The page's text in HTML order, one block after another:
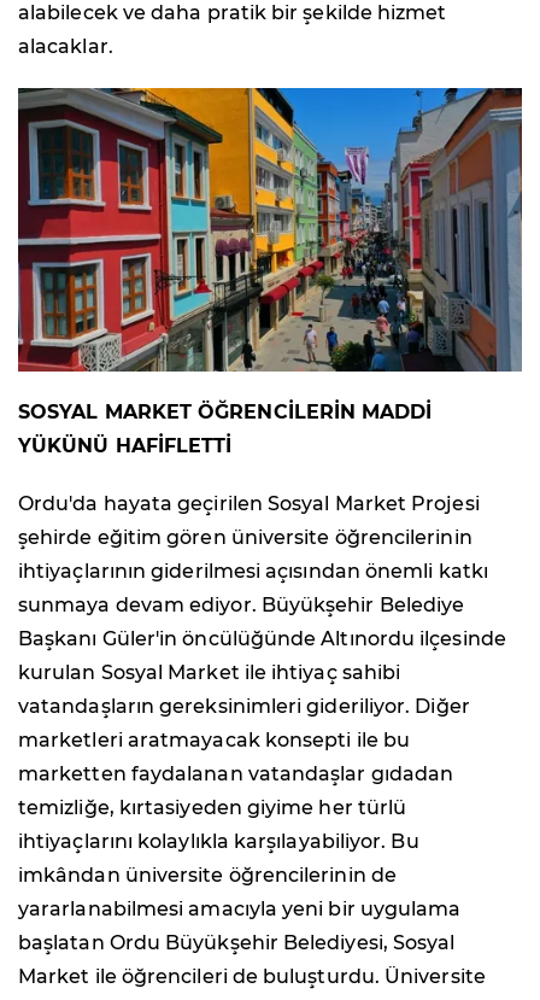
alabilecek ve daha pratik bir şekilde hizmet
alacaklar.
SOSYAL MARKET ÖĞRENCİLERİN MADDİ
YÜKÜNÜ HAFİFLETTİ
Ordu'da hayata geçirilen Sosyal Market Projesi
şehirde eğitim gören üniversite öğrencilerinin
ihtiyaçlarının giderilmesi açısından önemli katkı
sunmaya devam ediyor. Büyükşehir Belediye
Başkanı Güler'in öncülüğünde Altınordu ilçesinde
kurulan Sosyal Market ile ihtiyaç sahibi
vatandaşların gereksinimleri gideriliyor. Diğer
marketleri aratmayacak konsepti ile bu
marketten faydalanan vatandaşlar gıdadan
temizliğe, kırtasiyeden giyime her türlü
ihtiyaçlarını kolaylıkla karşılayabiliyor. Bu
imkândan üniversite öğrencilerinin de
yararlanabilmesi amacıyla yeni bir uygulama
başlatan Ordu Büyükşehir Belediyesi, Sosyal
Market ile öğrencileri de buluşturdu. Üniversite